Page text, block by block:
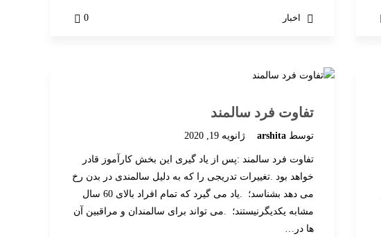
اخبار 0
تفاوت فرد سالمند
توسط arshita ژانویه 19, 2020
تفاوت فرد سالمند :پس از یاد گیری این بخش كارآموز قادر
خواهد بود .تغییرات تدریجی را كه به دلیل سالمندی در بدن رخ
می دهد بشناسد؛ .یاد می گیرد كه تمام افراد بالای 60 سال
مشابه یكدیگرنیستند؛ .می تواند برای سالمندان و مراقبین آن
ها در…